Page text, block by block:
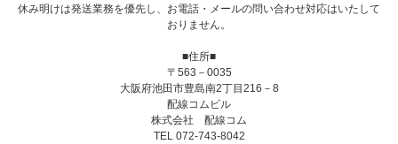
休み明けは発送業務を優先し、お電話・メールの問い合わせ対応はいたして
おりません。
■住所■
〒563－0035
大阪府池田市豊島南2丁目216－8
配線コムビル
株式会社 配線コム
TEL 072-743-8042